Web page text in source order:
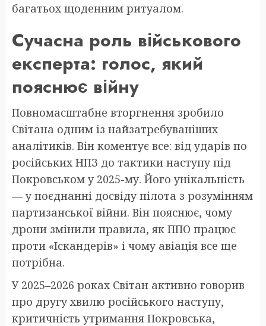
багатьох щоденним ритуалом.
Сучасна роль військового
експерта: голос, який
пояснює війну
Повномасштабне вторгнення зробило
Світана одним із найзатребуваніших
аналітиків. Він коментує все: від ударів по
російських НПЗ до тактики наступу під
Покровськом у 2025-му. Його унікальність
— у поєднанні досвіду пілота з розумінням
партизанської війни. Він пояснює, чому
дрони змінили правила, як ППО працює
проти «Іскандерів» і чому авіація все ще
потрібна.
У 2025–2026 роках Світан активно говорив
про другу хвилю російського наступу,
критичність утримання Покровська,